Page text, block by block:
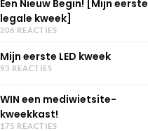
Een Nieuw Begin! [Mijn eerste
legale kweek]
206 REACTIES
Mijn eerste LED kweek
93 REACTIES
WIN een mediwietsite-
kweekkast!
175 REACTIES